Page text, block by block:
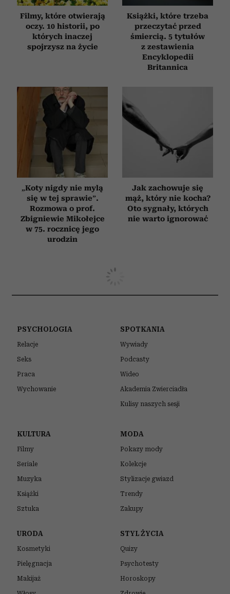
Filmy, które otwierają
oczy. 10 historii, po
których inaczej
spojrzysz na życie
Książki, które trzeba
przeczytać przed
śmiercią. 5 tytułów
z zestawienia
Encyklopedii
Britannica
„Koty nigdy nie mylą
się w tej sprawie”.
Rozmowa o prof.
Zbigniewie Mikołejce
w 75. rocznicę jego
urodzin
Jak zachowuje się
mąż, który nie kocha?
Oto sygnały, których
nie warto ignorować
PSYCHOLOGIA
Relacje
Seks
Praca
Wychowanie
SPOTKANIA
Wywiady
Podcasty
Wideo
Akademia Zwierciadła
Kulisy naszych sesji
KULTURA
Filmy
Seriale
Muzyka
Książki
Sztuka
MODA
Pokazy mody
Kolekcje
Stylizacje gwiazd
Trendy
Zakupy
URODA
Kosmetyki
Pielęgnacja
Makijaż
STYL ŻYCIA
Quizy
Psychotesty
Horoskopy